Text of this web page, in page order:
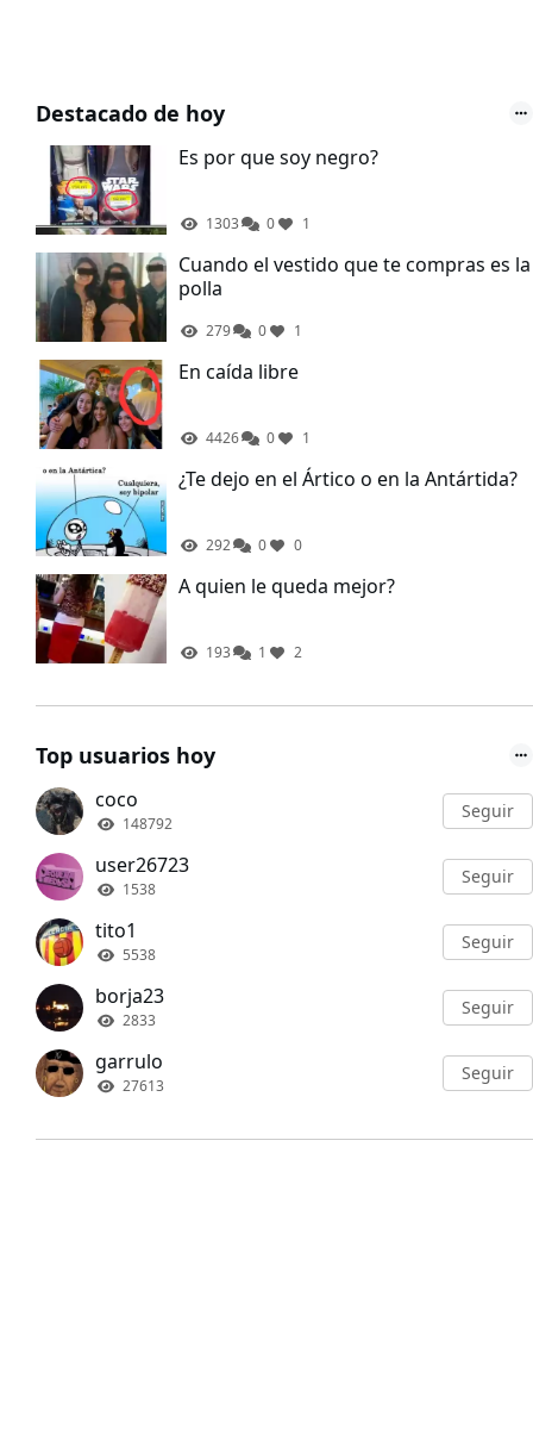
Destacado de hoy
Es por que soy negro?
1303 0 1
Cuando el vestido que te compras es la
polla
279 0 1
En caída libre
4426 0 1
¿Te dejo en el Ártico o en la Antártida?
292 0 0
A quien le queda mejor?
193 1 2
Top usuarios hoy
coco
148792
Seguir
user26723
1538
Seguir
tito1
5538
Seguir
borja23
2833
Seguir
garrulo
27613
Seguir